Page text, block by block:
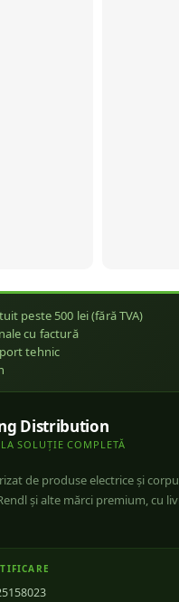
peste 500 lei (fără TVA)
cu factură
tehnic
Distribution
SOLUȚIE COMPLETĂ
de produse electrice și
și alte mărci premium, cu